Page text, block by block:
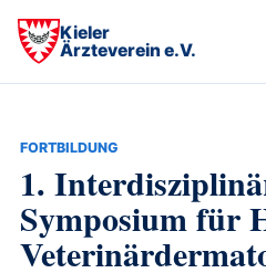
Kieler
Ärzteverein e.V.
FORTBILDUNG
1.
Symposium für